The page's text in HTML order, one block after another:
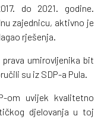
do 2021. godine.
zajednicu, aktivno je
rješenja.
umirovljenika bit
su iz SDP-a Pula.
om uvijek kvalitetno
djelovanja u toj